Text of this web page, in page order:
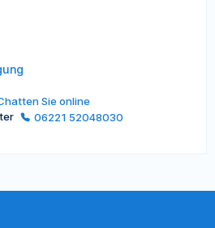
Sie online
06221 52048030